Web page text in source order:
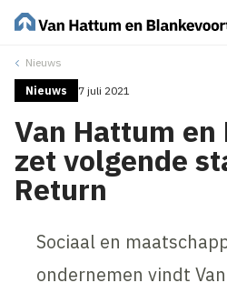
Nieuws
Nieuws 7 juli 2021
Van Hattum
zet volgende
Return
Sociaal en
ondernemen vindt